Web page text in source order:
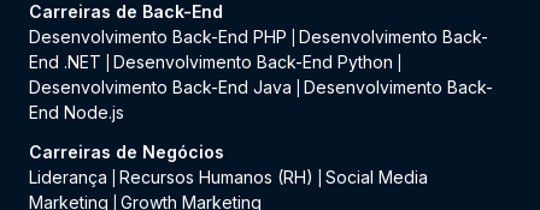
Carreiras de Back-End
Desenvolvimento Back-End PHP
Desenvolvimento Back-
End .NET
Desenvolvimento Back-End Python
Desenvolvimento Back-End Java
Desenvolvimento Back-
End Node.js
Carreiras de Negócios
Liderança
Recursos Humanos (RH)
Social Media
Marketing
Growth Marketing